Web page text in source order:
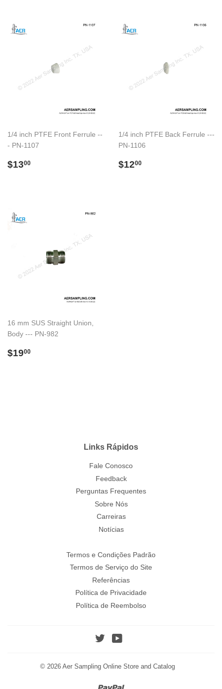
1/4 inch PTFE Front Ferrule --
- PN-1107
Preço
$1300
1/4 inch PTFE Back Ferrule ---
PN-1106
Preço
$1200
16 mm SUS Straight Union,
Body --- PN-982
Preço
$1900
Links Rápidos
Fale Conosco
Feedback
Perguntas Frequentes
Sobre Nós
Carreiras
Notícias
Termos e Condições Padrão
Termos de Serviço do Site
Referências
Política de Privacidade
Política de Reembolso
Twitter
© 2026 Aer Sampling Online Store and Catalog